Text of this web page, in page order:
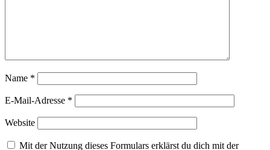
Name *
E-Mail-Adresse *
Website
Mit der Nutzung dieses Formulars erklärst du dich mit der